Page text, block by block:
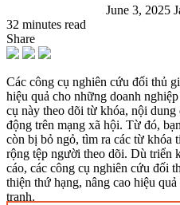
June 3, 2025
32 minutes read
Share
Các công cụ nghiên cứu đối thủ
hiệu quả cho những doanh
cụ này theo dõi từ khóa, nội
động trên mạng xã hội. Từ đó,
còn bị bỏ ngỏ, tìm ra các từ khóa
rộng tệp người theo dõi. Dù triển
cáo, các công cụ nghiên cứu đối
thiện thứ hạng, nâng cao hiệu
tranh.